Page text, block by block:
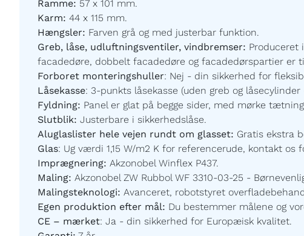
Ramme: 57 x 101 mm.
Karm: 44 x 115 mm.
Hængsler: Farven grå og med justerbar funktion.
Greb, låse, udluftningsventiler, vindbremser: Produceret
facadedøre, dobbelt facadedøre og facadedørspartier er
Forboret monteringshuller: Nej - din sikkerhed for
Låsekasse: 3-punkts låsekasse (uden greb og
Fyldning: Panel er glat på begge sider, med mørke
Slutblik: Justerbare i sikkerhedslåse.
Aluglaslister hele vejen rundt om glasset: Gratis ekstra
Glas: Ug værdi 1,15 W/m2 K for referencerude, kontakt
Imprægnering: Akzonobel Winflex P437.
Maling: Akzonobel ZW Rubbol WF 3310-03-25 -
Malingsteknologi: Avanceret, robotstyret
Egen produktion efter mål: Du bestemmer målene og
CE – mærket: Ja - din sikkerhed for Europæisk kvalitet.